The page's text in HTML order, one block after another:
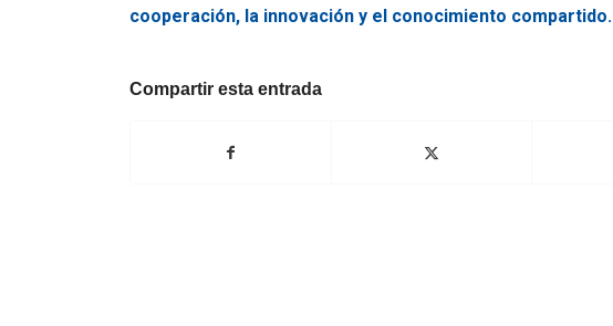
cooperación, la innovación y el conocimiento compartido.
Compartir esta entrada